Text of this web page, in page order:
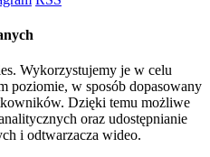
Wykorzystujemy je w celu
poziomie, w sposób dopasowany
Dzięki temu możliwe
oraz udostępnianie
i odtwarzacza wideo.